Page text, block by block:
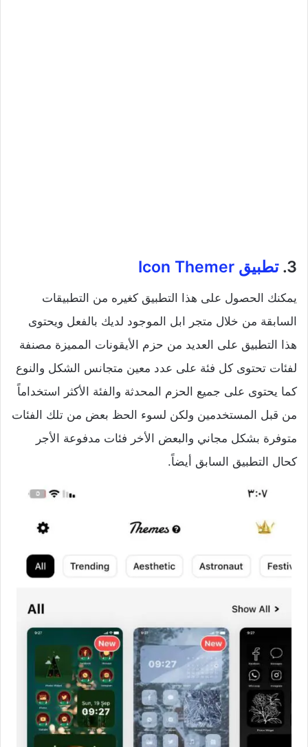
3. تطبيق Icon Themer
يمكنك الحصول على هذا التطبيق كغيره من التطبيقات
السابقة من خلال متجر ابل الموجود لديك بالفعل ويحتوى
هذا التطبيق على العديد من حزم الأيقونات المميزة مصنفة
لفئات تحتوى كل فئة على عدد معين متجانس الشكل والنوع
كما يحتوى على جميع الحزم المحدثة والفئة الأكثر استخداماً
من قبل المستخدمين ولكن لسوء الحظ بعض من تلك الفئات
متوفرة بشكل مجاني والبعض الأخر فئات مدفوعة الأجر
كحال التطبيق السابق أيضاً.